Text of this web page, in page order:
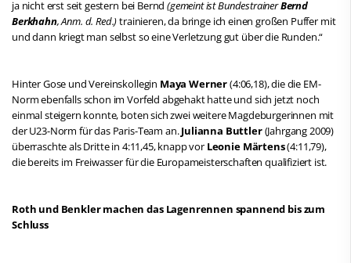
ja nicht erst seit gestern bei Bernd(gemeint ist BundestrainerBernd
Berkhahn, Anm. d. Red.)trainieren, da bringe ich einen großen Puffer mit
und dann kriegt man selbst so eine Verletzung gut über die Runden.“
Hinter Gose und Vereinskollegin Maya Werner(4:06,18), die die EM-
Norm ebenfalls schon im Vorfeld abgehakt hatte und sich jetzt noch
einmal steigern konnte, boten sich zwei weitere Magdeburgerinnen mit
der U23-Norm für das Paris-Team an.Julianna Buttler(Jahrgang 2009)
überraschte als Dritte in 4:11,45, knapp vor Leonie Märtens(4:11,79),
die bereits im Freiwasser für die Europameisterschaften qualifiziert ist.
Roth und Benkler machen das Lagenrennen spannend bis zum
Schluss